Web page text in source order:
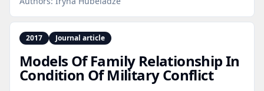
2017 Journal article
Models Of Family Relationship In
Condition Of Military Conflict